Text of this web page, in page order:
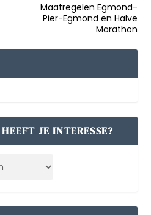
Maatregelen Egmond-
Pier-Egmond en Halve
Marathon
JE INTERESSE?